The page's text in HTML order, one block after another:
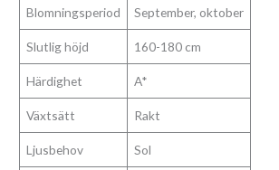
Blomningsperiod September, oktober
Slutlig höjd 160-180 cm
Härdighet A*
Växtsätt Rakt
Ljusbehov Sol